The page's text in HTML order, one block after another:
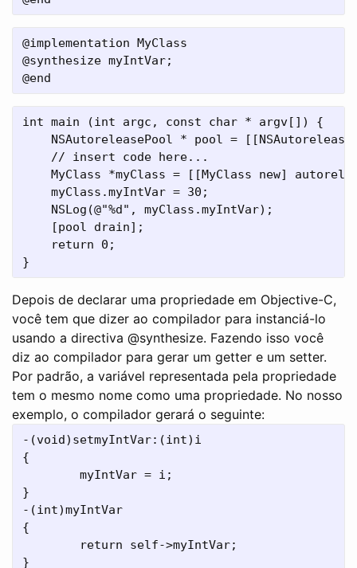
@implementation MyClass
@synthesize myIntVar;
int main (int argc, const char * argv[]) {
NSAutoreleasePool * pool =
    // insert code here...
MyClass *myClass = [[MyClass new]
    myClass.myIntVar = 30;
    NSLog(@"%d", myClass.myIntVar);
    [pool drain];
    return 0;
Depois de declarar uma propriedade em Objective-C,
você tem que dizer ao compilador para instanciá-lo
usando a directiva @synthesize. Fazendo isso você
diz ao compilador para gerar um getter e um setter.
Por padrão, a variável representada pela propriedade
tem o mesmo nome como uma propriedade. No nosso
exemplo, o compilador gerará o seguinte:
-(void)setmyIntVar:(int)i
{
        myIntVar = i;
}
-(int)myIntVar
{
        return self->myIntVar;